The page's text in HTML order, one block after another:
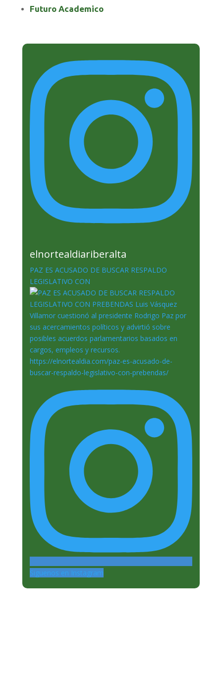
Futuro Academico
elnortealdiariberalta
PAZ ES ACUSADO DE BUSCAR RESPALDO
LEGISLATIVO CON
Siguenos en Instagram